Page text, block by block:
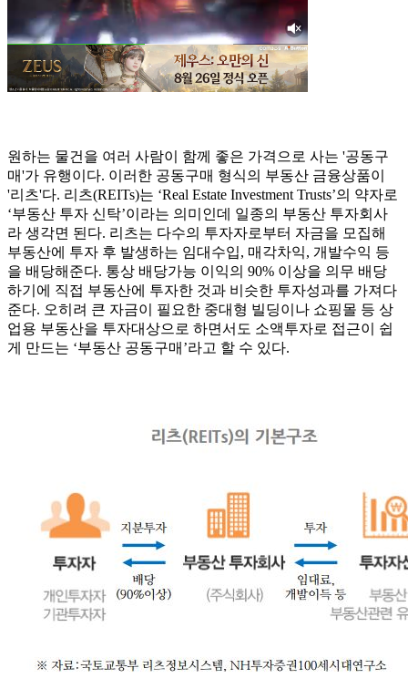
원하는 물건을 여러 사람이 함께 좋은 가격으로 사는 '공동구
매'가 유행이다. 이러한 공동구매 형식의 부동산 금융상품이
'리츠'다. 리츠(REITs)는 ‘Real Estate Investment Trusts’의 약자로
‘부동산 투자 신탁’이라는 의미인데 일종의 부동산 투자회사
라 생각면 된다. 리츠는 다수의 투자자로부터 자금을 모집해
부동산에 투자 후 발생하는 임대수입, 매각차익, 개발수익 등
을 배당해준다. 통상 배당가능 이익의 90% 이상을 의무 배당
하기에 직접 부동산에 투자한 것과 비슷한 투자성과를 가져다
준다. 오히려 큰 자금이 필요한 중대형 빌딩이나 쇼핑몰 등 상
업용 부동산을 투자대상으로 하면서도 소액투자로 접근이 쉽
게 만드는 ‘부동산 공동구매’라고 할 수 있다.